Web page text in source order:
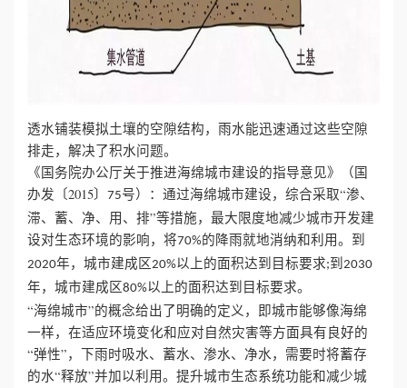
透水铺装模拟土壤的空隙结构，雨水能迅速通过这些空隙
排走，解决了积水问题。
《国务院办公厅关于推进海绵城市建设的指导意见》（国
办发〔2015〕
75号）：通过海绵城市建设，综合采取“渗、
滞、蓄、净、用、排”等措施，最大限度地减少城市开发建
设对生态环境的影响，将70%的降雨就地消纳和利用。到
2020年，城市建成区20%以上的面积达到目标要求;到2030
年，城市建成区80%以上的面积达到目标要求。
“海绵城市”的概念给出了明确的定义，即城市能够像海绵
一样，在适应环境变化和应对自然灾害等方面具有良好的
“弹性”，下雨时吸水、蓄水、渗水、净水，需要时将蓄存
的水“释放”并加以利用。提升城市生态系统功能和减少城